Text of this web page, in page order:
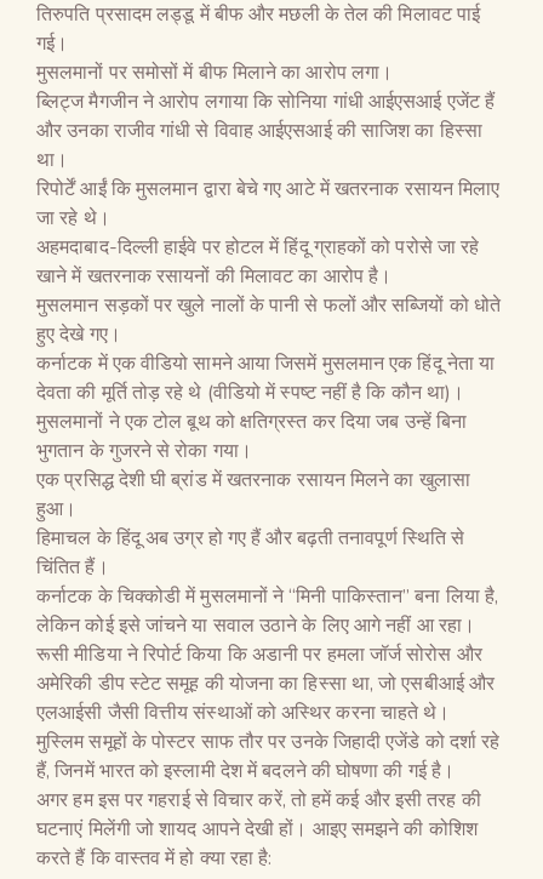
तिरुपति प्रसादम लड्डू में बीफ और मछली के तेल की मिलावट पाई
गई।
मुसलमानों पर समोसों में बीफ मिलाने का आरोप लगा।
ब्लिट्ज मैगजीन ने आरोप लगाया कि सोनिया गांधी आईएसआई एजेंट हैं
और उनका राजीव गांधी से विवाह आईएसआई की साजिश का हिस्सा
था।
रिपोर्टें आईं कि मुसलमान द्वारा बेचे गए आटे में खतरनाक रसायन मिलाए
जा रहे थे।
अहमदाबाद-दिल्ली हाईवे पर होटल में हिंदू ग्राहकों को परोसे जा रहे
खाने में खतरनाक रसायनों की मिलावट का आरोप है।
मुसलमान सड़कों पर खुले नालों के पानी से फलों और सब्जियों को धोते
हुए देखे गए।
कर्नाटक में एक वीडियो सामने आया जिसमें मुसलमान एक हिंदू नेता या
देवता की मूर्ति तोड़ रहे थे (वीडियो में स्पष्ट नहीं है कि कौन था)।
मुसलमानों ने एक टोल बूथ को क्षतिग्रस्त कर दिया जब उन्हें बिना
भुगतान के गुजरने से रोका गया।
एक प्रसिद्ध देशी घी ब्रांड में खतरनाक रसायन मिलने का खुलासा
हुआ।
हिमाचल के हिंदू अब उग्र हो गए हैं और बढ़ती तनावपूर्ण स्थिति से
चिंतित हैं।
कर्नाटक के चिक्कोडी में मुसलमानों ने “मिनी पाकिस्तान” बना लिया है,
लेकिन कोई इसे जांचने या सवाल उठाने के लिए आगे नहीं आ रहा।
रूसी मीडिया ने रिपोर्ट किया कि अडानी पर हमला जॉर्ज सोरोस और
अमेरिकी डीप स्टेट समूह की योजना का हिस्सा था, जो एसबीआई और
एलआईसी जैसी वित्तीय संस्थाओं को अस्थिर करना चाहते थे।
मुस्लिम समूहों के पोस्टर साफ तौर पर उनके जिहादी एजेंडे को दर्शा रहे
हैं, जिनमें भारत को इस्लामी देश में बदलने की घोषणा की गई है।
अगर हम इस पर गहराई से विचार करें, तो हमें कई और इसी तरह की
घटनाएं मिलेंगी जो शायद आपने देखी हों। आइए समझने की कोशिश
करते हैं कि वास्तव में हो क्या रहा है: